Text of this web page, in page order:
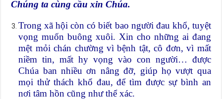
Chúng ta cùng cầu xin Chúa.
Trong xã hội còn có biết bao người đau khổ, tuyệt
vọng muốn buông xuôi. Xin cho những ai đang
mệt mỏi chán chường vì bệnh tật, cô đơn, vì mất
niềm tin, mất hy vọng vào con người… được
Chúa ban nhiều ơn nâng đỡ, giúp họ vượt qua
mọi thử thách khổ đau, để tìm được sự bình an
nơi tâm hồn cũng như thể xác.